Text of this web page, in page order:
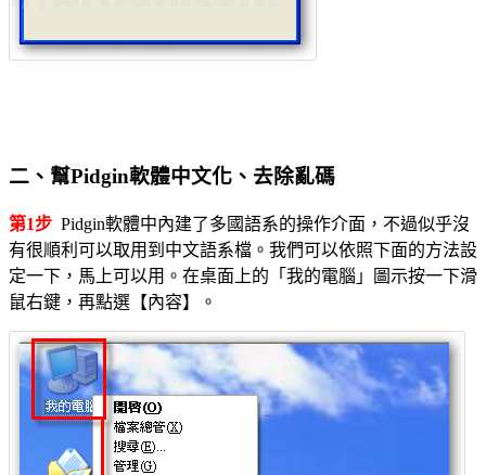
二、幫Pidgin軟體中文化、去除亂碼
第1步 Pidgin軟體中內建了多國語系的操作介面，不過似乎沒
有很順利可以取用到中文語系檔。我們可以依照下面的方法設
定一下，馬上可以用。在桌面上的「我的電腦」圖示按一下滑
鼠右鍵，再點選【內容】。